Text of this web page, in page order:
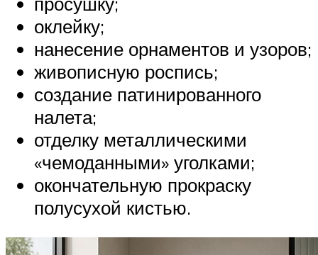
оклейку;
нанесение орнаментов и узоров;
живописную роспись;
создание патинированного
налета;
отделку металлическими
«чемоданными» уголками;
окончательную прокраску
полусухой кистью.